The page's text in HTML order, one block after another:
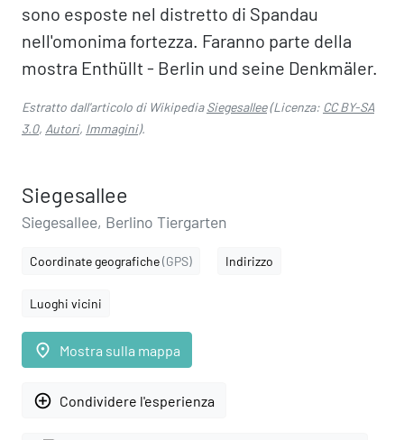
sono esposte nel distretto di Spandau
nell'omonima fortezza. Faranno parte della
mostra Enthüllt - Berlin und seine Denkmäler.
Estratto dall'articolo di WikipediaSiegesallee(Licenza: CC BY-SA
3.0, Autori, Immagini).
Siegesallee
Siegesallee, Berlino Tiergarten
Coordinate geografiche(GPS) Indirizzo
Luoghi vicini
place Mostra sulla mappa
add_circle_outline Condividere l'esperienza